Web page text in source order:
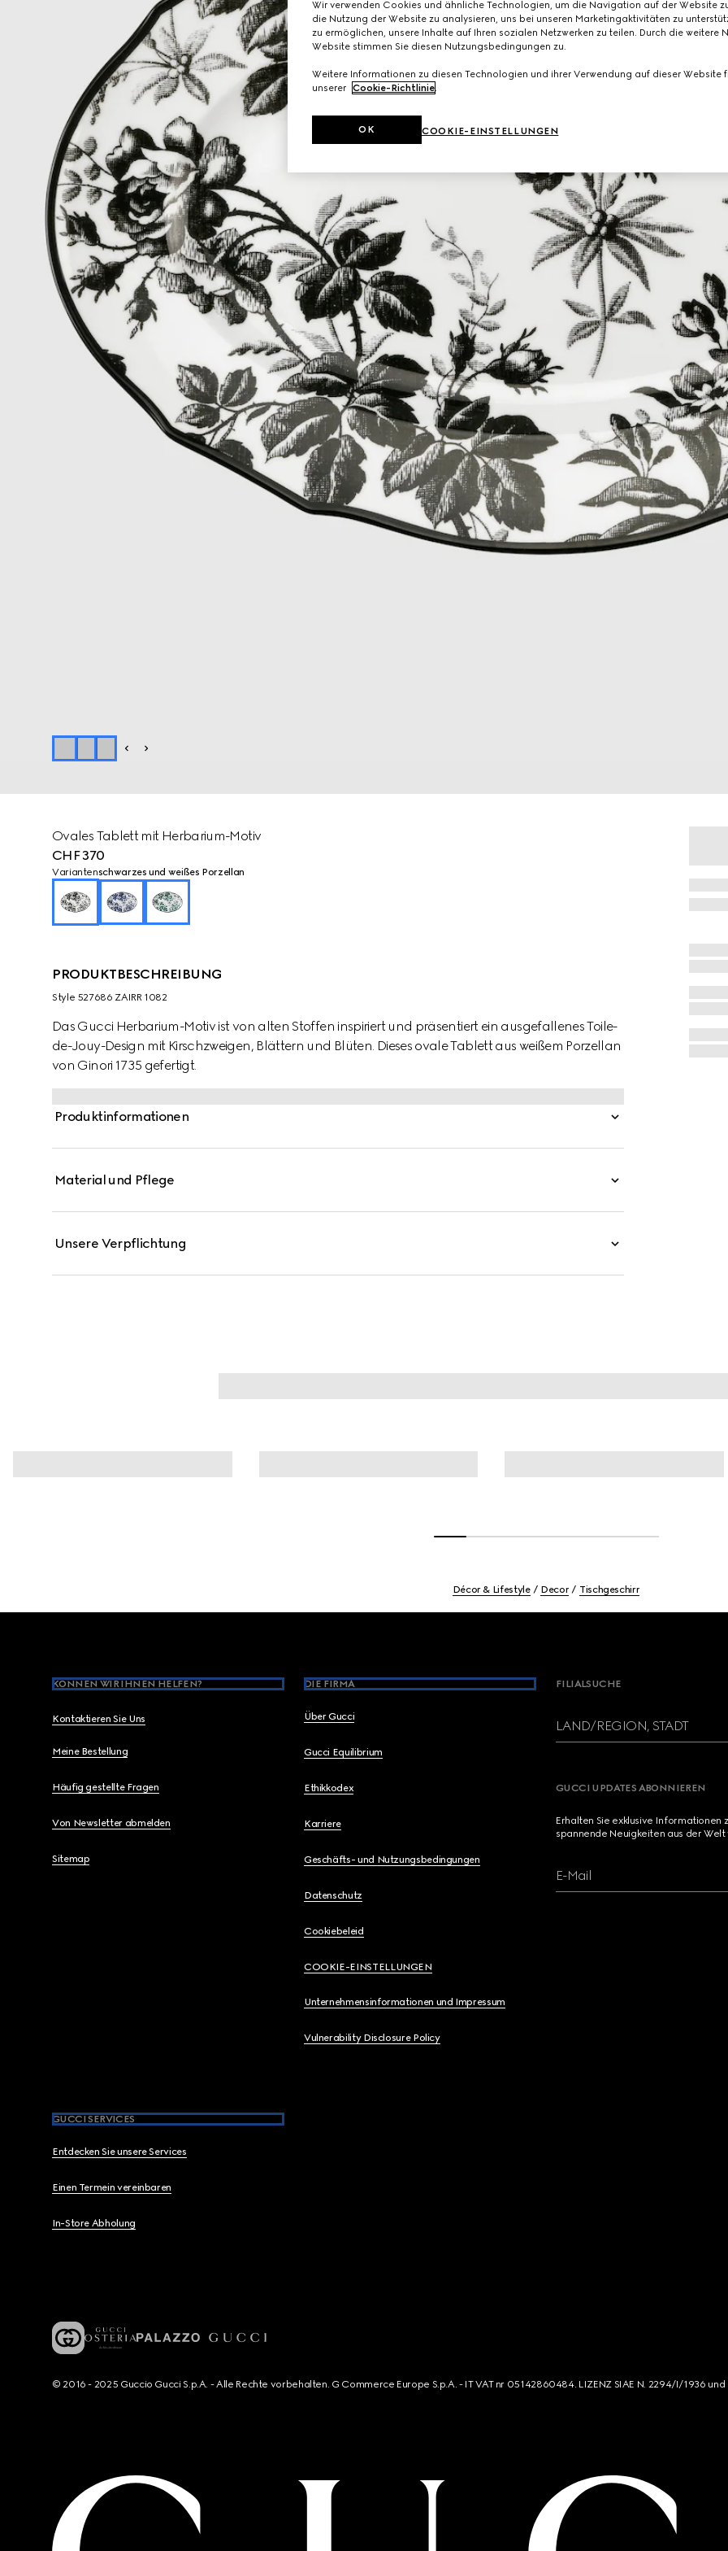
Ovales Tablett mit Herbarium-Motiv
CHF 370
Variantenschwarzes und weißes Porzellan
PRODUKTBESCHREIBUNG
Style ‎527686 ZAIRR 1082
Das Gucci Herbarium-Motiv ist von alten Stoffen inspiriert und präsentiert ein ausgefallenes Toile-
de-Jouy-Design mit Kirschzweigen, Blättern und Blüten. Dieses ovale Tablett aus weißem Porzellan
von Ginori 1735 gefertigt.
Produktinformationen
Material und Pflege
Unsere Verpflichtung
Décor & Lifestyle Decor Tischgeschirr
KÖNNEN WIR IHNEN HELFEN?
Kontaktieren Sie Uns
Meine Bestellung
Häufig gestellte Fragen
Von Newsletter abmelden
Sitemap
DIE FIRMA
Über Gucci
Gucci Equilibrium
Ethikkodex
Karriere
Geschäfts- und Nutzungsbedingungen
Datenschutz
Cookiebeleid
COOKIE-EINSTELLUNGEN
Unternehmensinformationen und Impressum
Vulnerability Disclosure Policy
GUCCI SERVICES
Entdecken Sie unsere Services
Einen Termein vereinbaren
In-Store Abholung
FILIALSUCHE
LAND/REGION, STADT
GUCCI UPDATES ABONNIEREN
Erhalten Sie exklusive
spannende Neuigkeiten aus der Welt
E-Mail
© 2016 - 2025 Guccio Gucci S.p.A. - Alle Rechte vorbehalten. G Commerce Europe S.p.A. - IT VAT nr 05142860484. LIZENZ SIAE N. 2294/I/1936
Wir verwenden Cookies und ähnliche Technologien, um die Navigation auf der Website
die Nutzung der Website zu analysieren, uns bei unseren Marketingaktivitäten zu
zu ermöglichen, unsere Inhalte auf Ihren sozialen Netzwerken zu teilen. Durch die weitere
Website stimmen Sie diesen Nutzungsbedingungen zu.
Weitere Informationen zu diesen Technologien und ihrer Verwendung auf dieser Website
unserer Cookie-Richtlinie
COOKIE-EINSTELLUNGEN
OK